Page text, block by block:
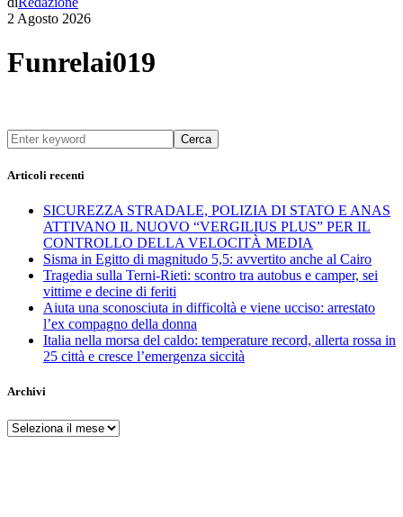
2 Agosto 2026
Funrelai019
Cerca
Articoli recenti
SICUREZZA STRADALE, POLIZIA DI STATO E ANAS
ATTIVANO IL NUOVO “VERGILIUS PLUS” PER IL
CONTROLLO DELLA VELOCITÀ MEDIA
Sisma in Egitto di magnitudo 5,5: avvertito anche al Cairo
Tragedia sulla Terni-Rieti: scontro tra autobus e camper, sei
vittime e decine di feriti
Aiuta una sconosciuta in difficoltà e viene ucciso: arrestato
l’ex compagno della donna
Italia nella morsa del caldo: temperature record, allerta rossa in
25 città e cresce l’emergenza siccità
Archivi
Archivi